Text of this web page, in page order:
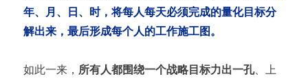
年、月、日、时，将每人每天必须完成的量化目标分
解出来，最后形成每个人的工作施工图。
如此一来， 所有人都围绕一个战略目标力出一孔、上